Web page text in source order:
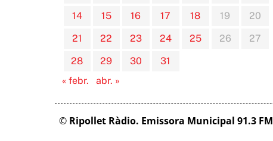
14
15 16 17 18 19
20
21
22 23 24 25 26
27
28
29 30
31
« febr.
abr. »
© Ripollet Ràdio. Emissora Municipal 91.3 FM